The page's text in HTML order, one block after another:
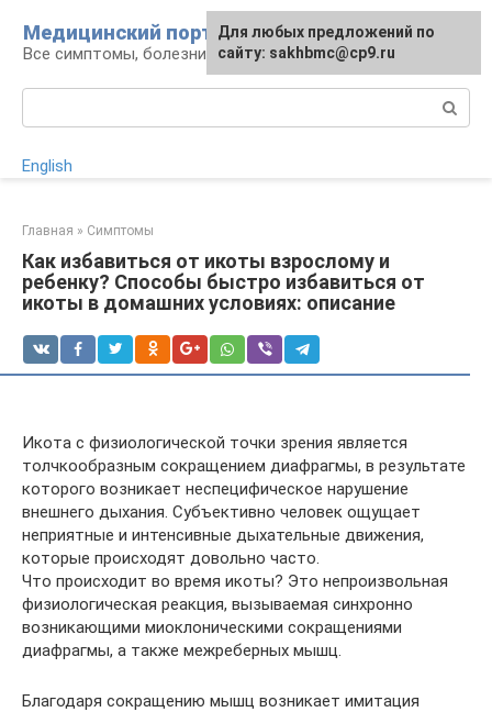
контенту
Медицинский портал
Все симптомы, болезни и их лечение
English
Главная » Симптомы
Как избавиться от икоты взрослому и
ребенку? Способы быстро избавиться от
икоты в домашних условиях: описание
Икота с физиологической точки зрения является
толчкообразным сокращением диафрагмы, в результате
которого возникает неспецифическое нарушение
внешнего дыхания. Субъективно человек ощущает
неприятные и интенсивные дыхательные движения,
которые происходят довольно часто.
Что происходит во время икоты? Это непроизвольная
физиологическая реакция, вызываемая синхронно
возникающими миоклоническими сокращениями
диафрагмы, а также межреберных мышц.
Благодаря сокращению мышц возникает имитация
Для любых предложений по
сайту: sakhbmc@cp9.ru